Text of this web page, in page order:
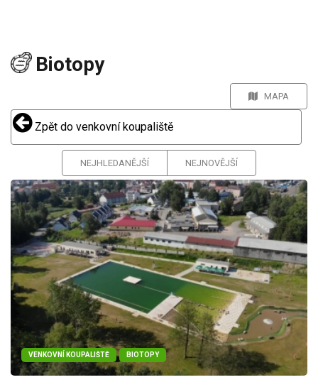
Biotopy
MAPA
Zpět do venkovní koupaliště
NEJHLEDANĚJŠÍ NEJNOVĚJŠÍ
VENKOVNÍ KOUPALIŠTĚ BIOTOPY